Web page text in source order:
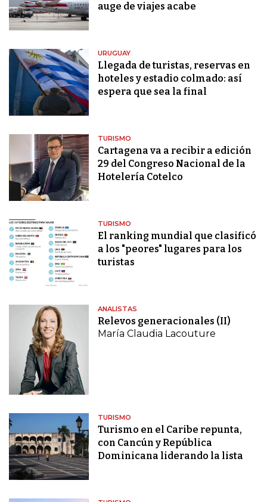
auge de viajes acabe
URUGUAY
Llegada de turistas, reservas en
hoteles y estadio colmado: así
espera que sea la final
TURISMO
Cartagena va a recibir a edición
29 del Congreso Nacional de la
Hotelería Cotelco
TURISMO
El ranking mundial que clasificó
a los "peores" lugares para los
turistas
ANALISTAS
Relevos generacionales (II)
María Claudia Lacouture
TURISMO
Turismo en el Caribe repunta,
con Cancún y República
Dominicana liderando la lista